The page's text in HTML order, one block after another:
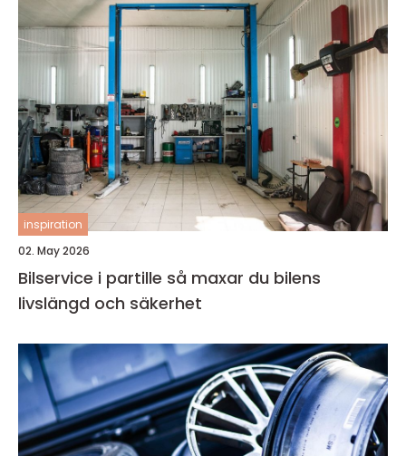
inspiration
02. May 2026
Bilservice i partille så maxar du bilens
livslängd och säkerhet